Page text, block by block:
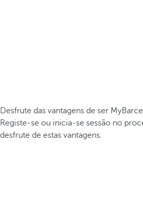
Desfrute das vantagens de ser
Registe-se ou inicia-se sessão no
desfrute de estas vantagens.